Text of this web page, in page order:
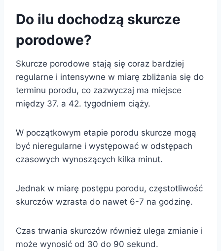
Do ilu dochodzą skurcze
porodowe?
Skurcze porodowe stają się coraz bardziej
regularne i intensywne w miarę zbliżania się do
terminu porodu, co zazwyczaj ma miejsce
między 37. a 42. tygodniem ciąży.
W początkowym etapie porodu skurcze mogą
być nieregularne i występować w odstępach
czasowych wynoszących kilka minut.
Jednak w miarę postępu porodu, częstotliwość
skurczów wzrasta do nawet 6-7 na godzinę.
Czas trwania skurczów również ulega zmianie i
może wynosić od 30 do 90 sekund.